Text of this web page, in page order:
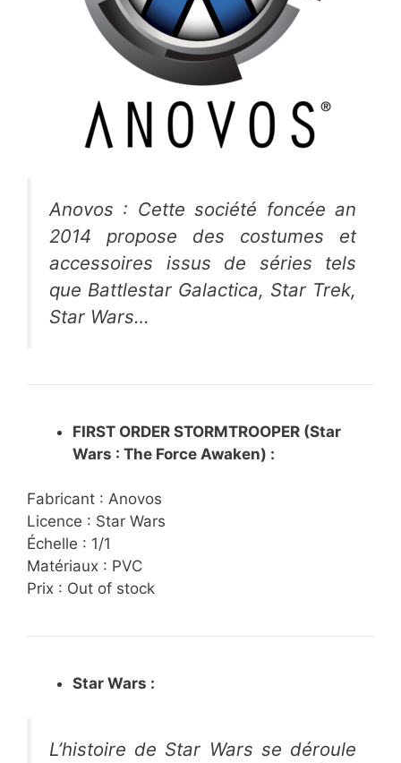
Anovos : Cette société foncée an
2014 propose des costumes et
accessoires issus de séries tels
que Battlestar Galactica, Star Trek,
Star Wars…
FIRST ORDER STORMTROOPER (Star
Wars : The Force Awaken) :
Fabricant : Anovos
Licence : Star Wars
Échelle : 1/1
Matériaux : PVC
Prix : Out of stock
Star Wars :
L’histoire de Star Wars se déroule